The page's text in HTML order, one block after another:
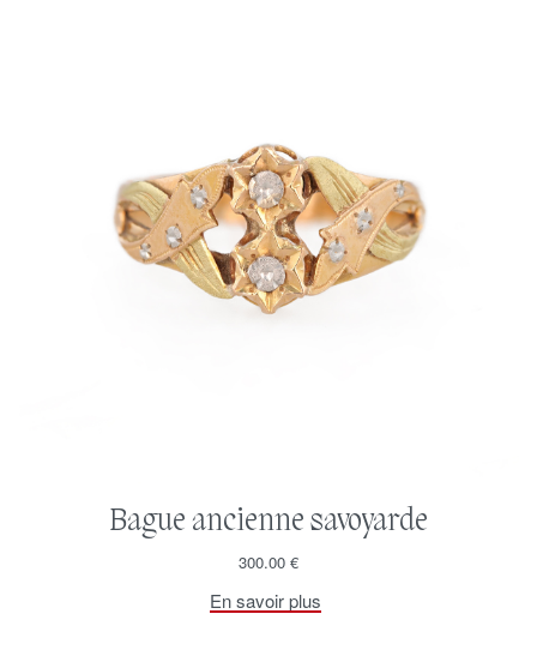
Bague ancienne savoyarde
300.00 €
En savoir plus